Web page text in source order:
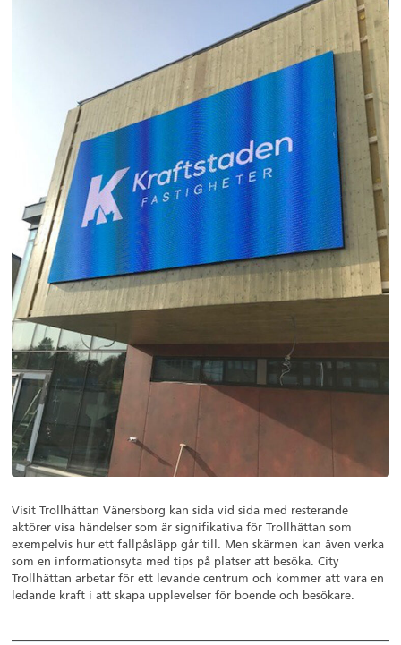
Visit Trollhättan Vänersborg kan sida vid sida med resterande
aktörer visa händelser som är signifikativa för Trollhättan som
exempelvis hur ett fallpåsläpp går till. Men skärmen kan även verka
som en informationsyta med tips på platser att besöka. City
Trollhättan arbetar för ett levande centrum och kommer att vara en
ledande kraft i att skapa upplevelser för boende och besökare.